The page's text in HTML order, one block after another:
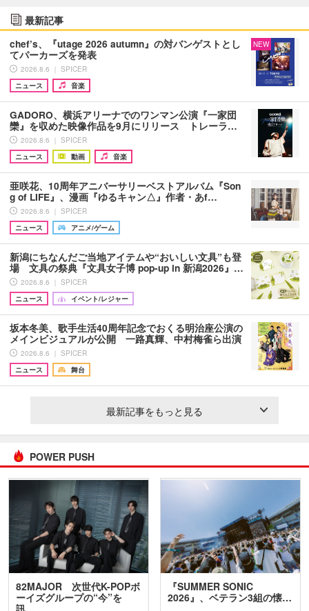
最新記事
chef’s、『utage 2026 autumn』の対バンゲストとし
てパーカーズを発表
2026.8.6 ｜ SPICER
ニュース
音楽
NEW
GADORO、横浜アリーナでのワンマン公演『一家団
欒』を収めた映像作品を9月にリリース トレーラ…
2026.8.6 ｜ SPICER
ニュース
動画 音楽
亜咲花、10周年アニバーサリーベストアルバム『Son
g of LIFE』、漫画『ゆるキャン△』作者・あf…
2026.8.6 ｜ SPICER
ニュース
アニメ/ゲーム
新潟にちなんだご当地アイテムや“おいしい文具”も登
場 文具の祭典『文具女子博 pop-up in 新潟2026』…
2026.8.6 ｜ SPICER
ニュース
イベント/レジャー
坂本冬美、歌手生活40周年記念でおくる明治座公演の
メインビジュアルが公開 一路真輝、中村梅雀ら出演
2026.8.6 ｜ SPICER
ニュース
舞台
最新記事をもっと見る
POWER PUSH
82MAJOR 次世代K-POPボ
ーイズグループの“今”を
訊…
『SUMMER SONIC
2026』、ベテラン3組の懐…